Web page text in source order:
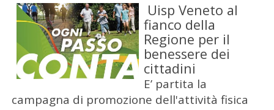
Uisp Veneto al
fianco della
Regione per il
benessere dei
cittadini
E’ partita la
campagna di promozione dell'attività fisica